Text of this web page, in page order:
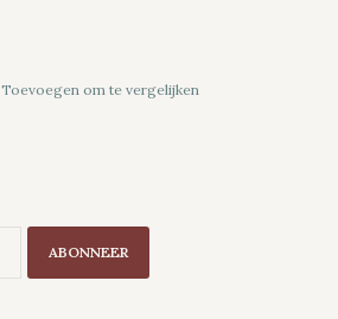
Toevoegen om te vergelijken
ABONNEER